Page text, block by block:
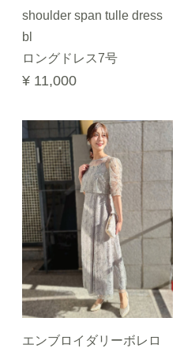
shoulder span tulle dress
bl
ロングドレス7号
¥ 11,000
エンブロイダリーボレロ